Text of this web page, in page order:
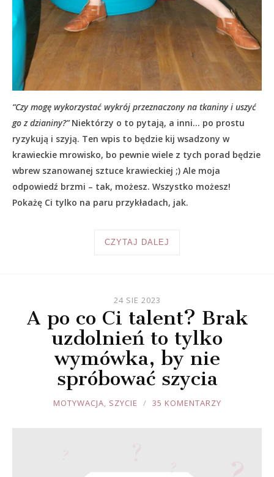
“Czy mogę wykorzystać wykrój przeznaczony na tkaniny i uszyć
go z dzianiny?”Niektórzy o to pytają, a inni… po prostu
ryzykują i szyją. Ten wpis to będzie kij wsadzony w
krawieckie mrowisko, bo pewnie wiele z tych porad będzie
wbrew szanowanej sztuce krawieckiej ;) Ale moja
odpowiedź brzmi – tak, możesz. Wszystko możesz!
Pokażę Ci tylko na paru przykładach, jak.
CZYTAJ DALEJ
24 SIE 2023
A po co Ci talent? Brak
uzdolnień to tylko
wymówka, by nie
spróbować szycia
JOULE
MOTYWACJA, SZYCIE 35 KOMENTARZY